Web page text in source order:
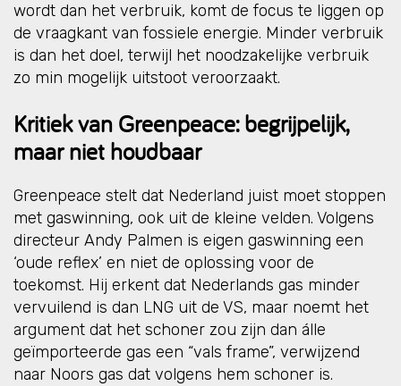
wordt dan het verbruik, komt de focus te liggen op
de vraagkant van fossiele energie. Minder verbruik
is dan het doel, terwijl het noodzakelijke verbruik
zo min mogelijk uitstoot veroorzaakt.
Kritiek van Greenpeace: begrijpelijk,
maar niet houdbaar
Greenpeace stelt dat Nederland juist moet stoppen
met gaswinning, ook uit de kleine velden. Volgens
directeur Andy Palmen is eigen gaswinning een
‘oude reflex’ en niet de oplossing voor de
toekomst. Hij erkent dat Nederlands gas minder
vervuilend is dan LNG uit de VS, maar noemt het
argument dat het schoner zou zijn dan álle
geïmporteerde gas een “vals frame”, verwijzend
naar Noors gas dat volgens hem schoner is.